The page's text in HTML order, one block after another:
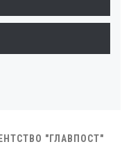
"ГЛАВПОСТ"